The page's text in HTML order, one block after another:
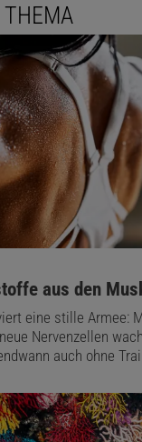
THEMA
aus den
eine stille Armee:
Nervenzellen
auch ohne